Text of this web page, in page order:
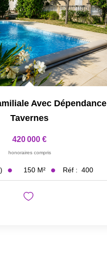
Avec Dépendance
Tavernes
420 000 €
honoraires compris
150 M² Réf : 400